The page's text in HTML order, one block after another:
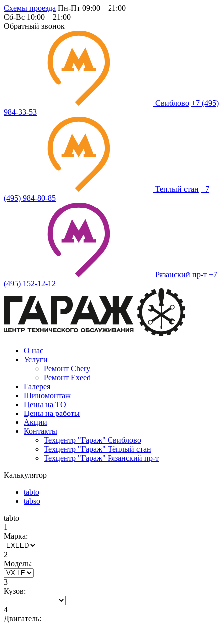
Схемы проезда Пн-Пт 09:00 – 21:00
Сб-Вс 10:00 – 21:00
Обратный звонок
Свиблово +7 (495)
984-33-53
Теплый стан +7
(495) 984-80-85
Рязанский пр-т +7
(495) 152-12-12
О нас
Услуги
Ремонт Chery
Ремонт Exeed
Галерея
Шиномонтаж
Цены на ТО
Цены на работы
Акции
Контакты
Техцентр "Гараж" Свиблово
Техцентр "Гараж" Тёплый стан
Техцентр "Гараж" Рязанский пр-т
Калькулятор
tabto
tabso
tabto
1
Марка:
2
Модель:
3
Кузов:
4
Двигатель: